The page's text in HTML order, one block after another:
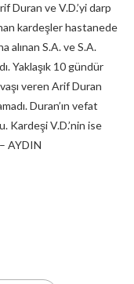
Duran ve V.D.’yi darp
kardeşler hastanede
alınan S.A. ve S.A.
Yaklaşık 10 gündür
veren Arif Duran
Duran’ın vefat
Kardeşi V.D.’nin ise
AYDIN